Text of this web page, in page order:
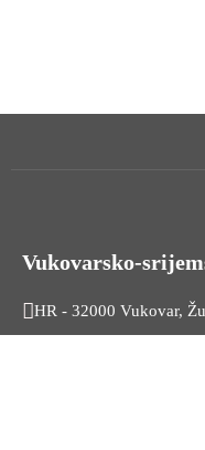
Vukovarsko-
HR - 32000 Vukovar,